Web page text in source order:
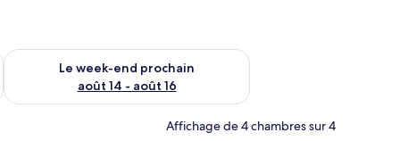
août 7 - août 9
Le week-end prochain
août 14 - août 16
Vérifier la disponibilité pour le week-end prochain août 14 -
Affichage de 4 chambres sur 4